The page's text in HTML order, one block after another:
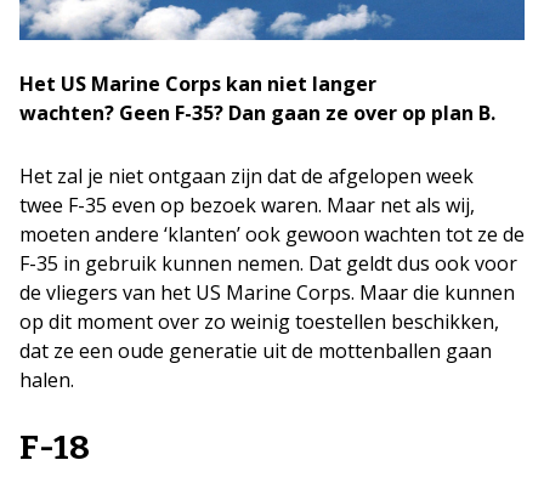
Het US Marine Corps kan niet langer
wachten? Geen F-35? Dan gaan ze over op plan B.
Het zal je niet ontgaan zijn dat de afgelopen week
twee F-35 even op bezoek waren. Maar net als wij,
moeten andere ‘klanten’ ook gewoon wachten tot ze de
F-35 in gebruik kunnen nemen. Dat geldt dus ook voor
de vliegers van het US Marine Corps. Maar die kunnen
op dit moment over zo weinig toestellen beschikken,
dat ze een oude generatie uit de mottenballen gaan
halen.
F-18